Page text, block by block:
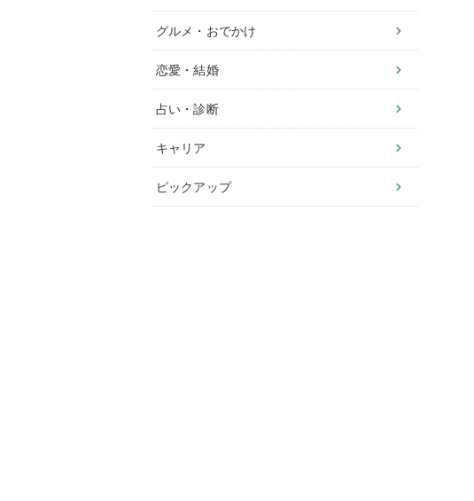
グルメ・おでかけ
恋愛・結婚
占い・診断
キャリア
ピックアップ